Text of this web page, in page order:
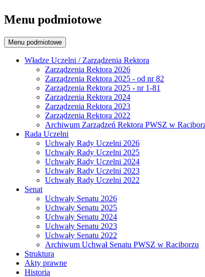
Menu podmiotowe
Menu podmiotowe
Władze Uczelni / Zarządzenia Rektora
Zarządzenia Rektora 2026
Zarządzenia Rektora 2025 - od nr 82
Zarządzenia Rektora 2025 - nr 1-81
Zarządzenia Rektora 2024
Zarządzenia Rektora 2023
Zarządzenia Rektora 2022
Archiwum Zarządzeń Rektora PWSZ w
Rada Uczelni
Uchwały Rady Uczelni 2026
Uchwały Rady Uczelni 2025
Uchwały Rady Uczelni 2024
Uchwały Rady Uczelni 2023
Uchwały Rady Uczelni 2022
Senat
Uchwały Senatu 2026
Uchwały Senatu 2025
Uchwały Senatu 2024
Uchwały Senatu 2023
Uchwały Senatu 2022
Archiwum Uchwał Senatu PWSZ w Raciborzu
Struktura
Akty prawne
Historia